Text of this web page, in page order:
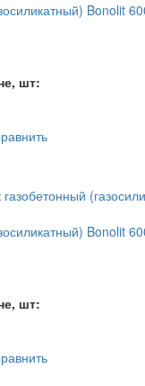
Bonolit
шт:
Bonolit
шт: